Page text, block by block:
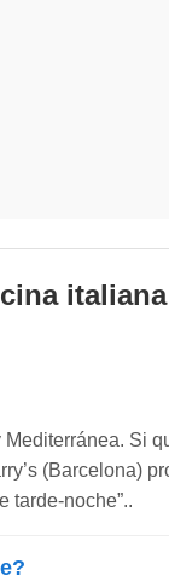
Si
(Barcelona)
tarde-noche”..